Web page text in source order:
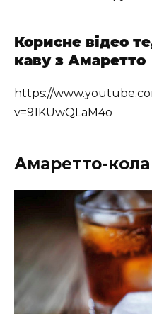
Корисне відео
каву з Амаретто
https://
v=91KUwQLaM4o
Амаретто-кола